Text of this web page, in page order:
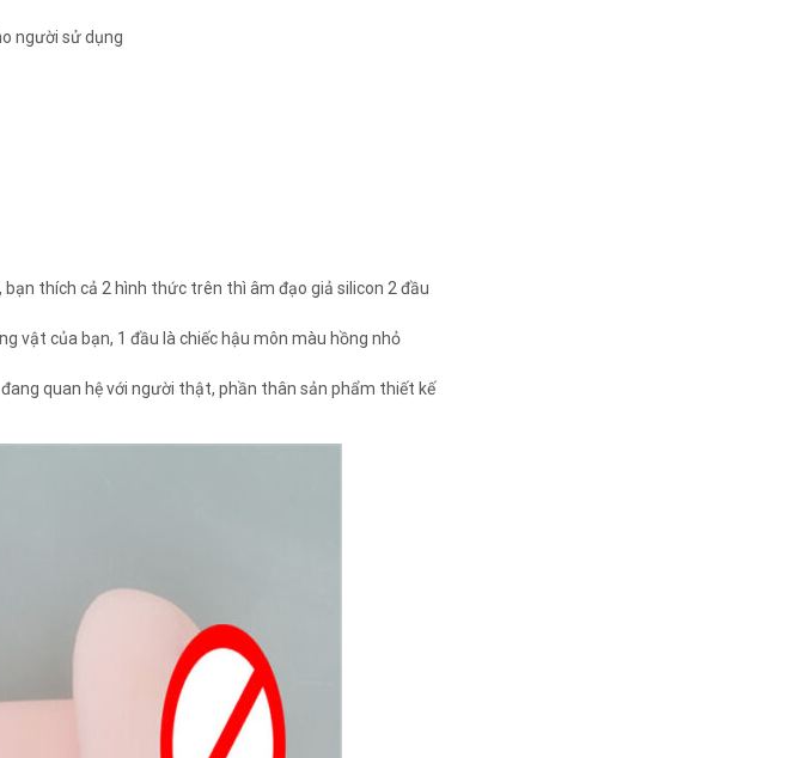
người sử dụng
thích cả 2 hình thức trên thì âm đạo giả silicon 2 đầu
vật của bạn, 1 đầu là chiếc hậu môn màu hồng nhỏ
quan hệ với người thật, phần thân sản phẩm thiết kế